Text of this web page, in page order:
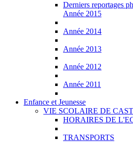
Derniers reportages
Année 2015
Année 2014
Année 2013
Année 2012
Année 2011
Enfance et Jeunesse
VIE SCOLAIRE DE
HORAIRES DE
TRANSPORTS